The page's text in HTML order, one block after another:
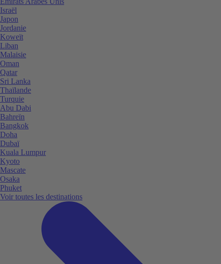
Israël
Japon
Jordanie
Koweït
Liban
Malaisie
Oman
Qatar
Sri Lanka
Thaïlande
Turquie
Abu Dabi
Bahreïn
Bangkok
Doha
Dubaï
Kuala Lumpur
Kyoto
Mascate
Osaka
Phuket
Voir toutes les destinations